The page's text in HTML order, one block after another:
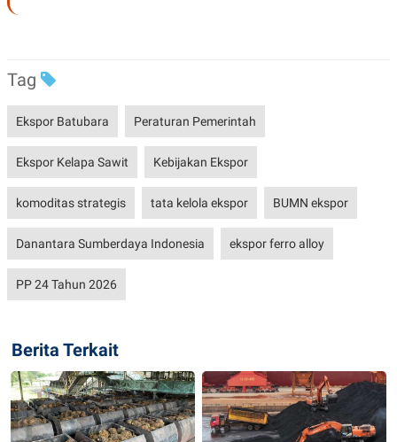
Tag
Ekspor Batubara Peraturan Pemerintah
Ekspor Kelapa Sawit Kebijakan Ekspor
komoditas strategis tata kelola ekspor BUMN ekspor
Danantara Sumberdaya Indonesia ekspor ferro alloy
PP 24 Tahun 2026
Berita Terkait